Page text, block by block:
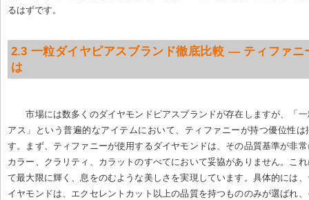
るはずです。
2.3 一粒ダイヤピアスブランド徹底比較 — ティファニ
は
市場には数多くのダイヤモンドピアスブランドが存在しますが、「
アス」という普遍的なアイテムにおいて、ティファニーが持つ優位性は
す。まず、ティファニーが使用するダイヤモンドは、その品質基準が非
カラー、クラリティ、カラットのすべてにおいて妥協がありません。こ
て最大限に輝く、息をのむような美しさを実現しています。具体的には
イヤモンドは、エクセレントカット以上の品質を持つもののみが選ばれ